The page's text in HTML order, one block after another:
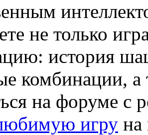
не только
история
комбинации, а
на форуме с
игру на